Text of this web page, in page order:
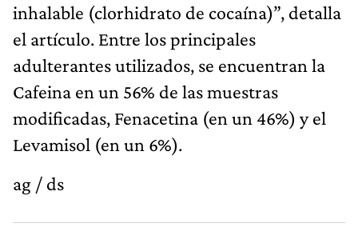
inhalable (clorhidrato de cocaína)”, detalla
el artículo. Entre los principales
adulterantes utilizados, se encuentran la
Cafeina en un 56% de las muestras
modificadas, Fenacetina (en un 46%) y el
Levamisol (en un 6%).
ag / ds